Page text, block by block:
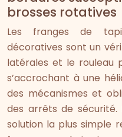
brosses rotatives
Les franges de
décoratives sont un
latérales et le rouleau
s’accrochant à une
des mécanismes et
des arrêts de sécurité.
solution la plus simple